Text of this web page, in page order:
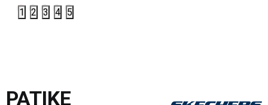
1 2 3 4 5
PATIKE